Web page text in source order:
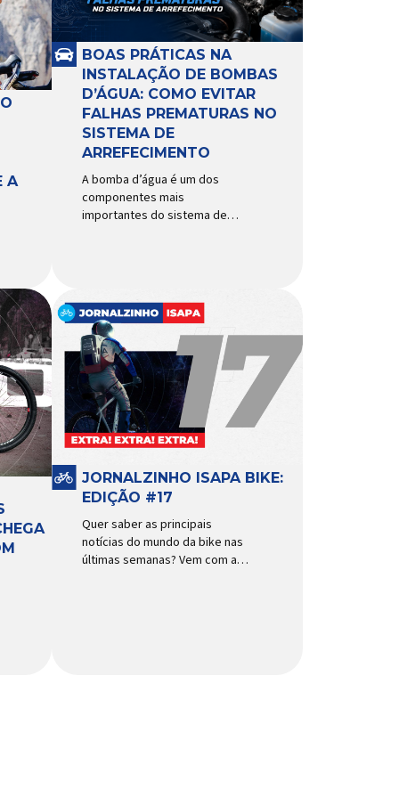
A
BOAS PRÁTICAS NA
INSTALAÇÃO DE BOMBAS
D’ÁGUA: COMO EVITAR
FALHAS PREMATURAS NO
SISTEMA DE
ARREFECIMENTO
A bomba d’água é um dos
componentes mais
importantes do sistema de
componentes do sistema,
controlando a temperatura de
operação e evitando
superaquecimentos. Por
trabalhar constantemente
enquanto o motor está em
funcionamento, a bomba
d’água exige não apenas […]
JORNALZINHO ISAPA BIKE:
EDIÇÃO #17
Quer saber as principais
notícias do mundo da bike nas
últimas semanas? Vem com a